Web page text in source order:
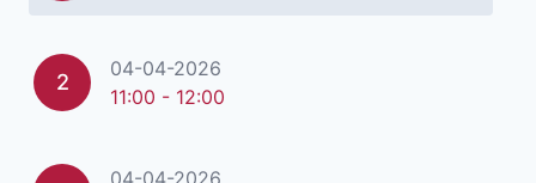
2
04-04-2026
11:00 - 12:00
04-04-2026